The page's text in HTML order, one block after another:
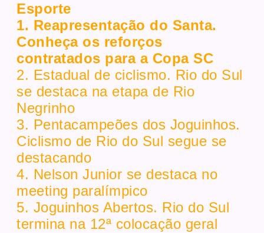
Esporte
1. Reapresentação do Santa.
Conheça os reforços
contratados para a Copa SC
2. Estadual de ciclismo. Rio do Sul
se destaca na etapa de Rio
Negrinho
3. Pentacampeões dos Joguinhos.
Ciclismo de Rio do Sul segue se
destacando
4. Nelson Junior se destaca no
meeting paralímpico
5. Joguinhos Abertos. Rio do Sul
termina na 12ª colocação geral